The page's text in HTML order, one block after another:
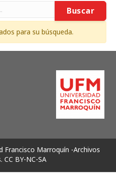
Buscar
para su búsqueda.
Francisco Marroquín -Archivos
CC BY-NC-SA